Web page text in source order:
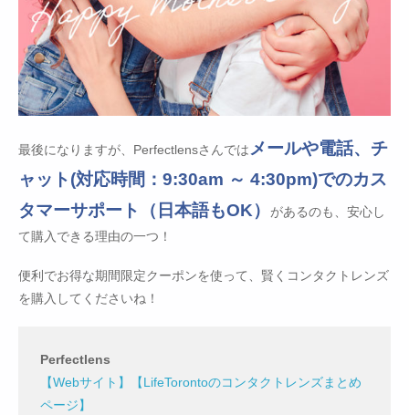
最後になりますが、Perfectlensさんではメールや電話、チ
ャット(対応時間：9:30am ～ 4:30pm)でのカス
タマーサポート（日本語もOK）
があるのも、安心し
て購入できる理由の一つ！
便利でお得な期間限定クーポンを使って、賢くコンタクトレンズ
を購入してくださいね！
Perfectlens
【Webサイト】
【LifeTorontoのコンタクトレンズまとめ
ページ】